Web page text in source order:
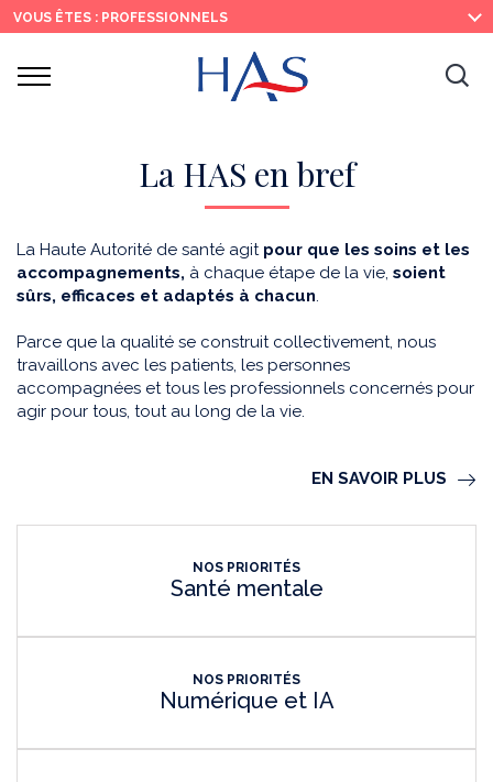
Recherche
Menu
principal
Contenu
principal
VOUS ÊTES : PROFESSIONNELS
Ouvrir
La HAS en bref
La Haute Autorité de santé agit pour que les soins et les
accompagnements, à chaque étape de la vie, soient
sûrs, efficaces et adaptés à chacun.
Parce que la qualité se construit collectivement, nous
travaillons avec les patients, les personnes
accompagnées et tous les professionnels concernés pour
agir pour tous, tout au long de la vie.
EN SAVOIR PLUS
NOS PRIORITÉS
Santé mentale
NOS PRIORITÉS
Numérique et IA